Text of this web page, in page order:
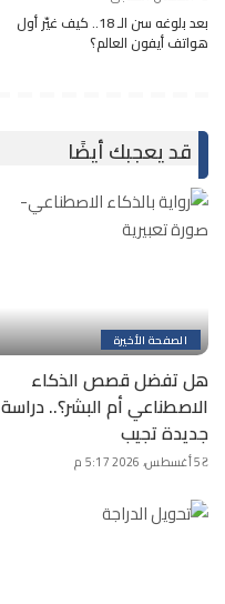
بعد بلوغه سن الـ 18.. كيف غيّر أول
هواتف أيفون العالم؟
قد يعجبك أيضًا
الصفحة الأخيرة
هل تفضل قصص الذكاء
الاصطناعي أم البشر؟.. دراسة
جديدة تجيب
5 أغسطس، 2026 5:17 م